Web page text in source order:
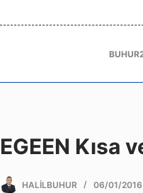
EGEEN Kısa
HALILBUHUR 06/01/2016